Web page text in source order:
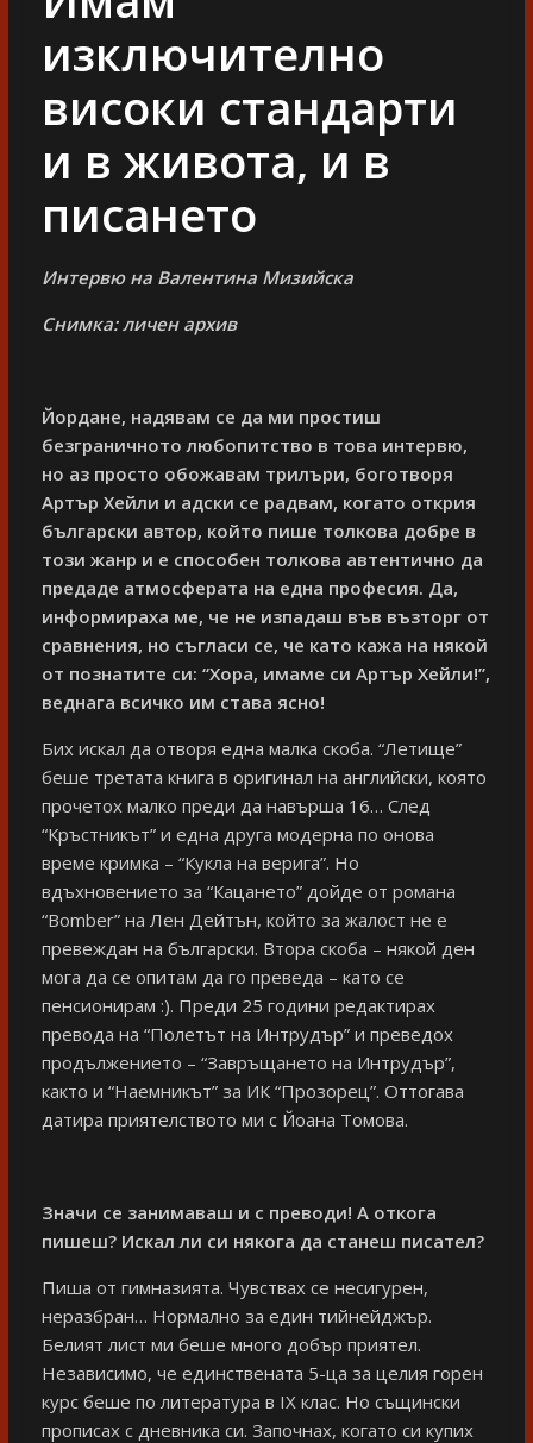
изключително
високи стандарти
и в живота, и в
писането
Интервю на Валентина Мизийска
Снимка: личен архив
Йордане, надявам се да ми простиш
безграничното любопитство в това интервю,
но аз просто обожавам трилъри, боготворя
Артър Хейли и адски се радвам, когато открия
български автор, който пише толкова добре в
този жанр и е способен толкова автентично да
предаде атмосферата на една професия. Да,
информираха ме, че не изпадаш във възторг от
сравнения, но съгласи се, че като кажа на някой
от познатите си: “Хора, имаме си Артър Хейли!”,
веднага всичко им става ясно!
Бих искал да отворя една малка скоба. “Летище”
беше третата книга в оригинал на английски, която
прочетох малко преди да навърша 16… След
“Кръстникът” и една друга модерна по онова
време кримка – “Кукла на верига”. Но
вдъхновението за “Кацането” дойде от романа
“Bomber” на Лен Дейтън, който за жалост не е
превеждан на български. Втора скоба – някой ден
мога да се опитам да го преведа – като се
пенсионирам :). Преди 25 години редактирах
превода на “Полетът на Интрудър” и преведох
продължението – “Завръщането на Интрудър”,
както и “Наемникът” за ИК “Прозорец”. Оттогава
датира приятелството ми с Йоана Томова.
Значи се занимаваш и с преводи! А откога
пишеш? Искал ли си някога да станеш писател?
Пиша от гимназията. Чувствах се несигурен,
неразбран… Нормално за един тийнейджър.
Белият лист ми беше много добър приятел.
Независимо, че единствената 5-ца за целия горен
курс беше по литература в IX клас. Но същински
прописах с дневника си. Започнах, когато си купих